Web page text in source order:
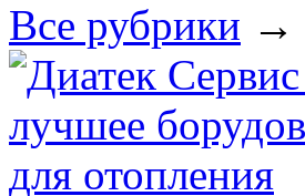
Все рубрики →